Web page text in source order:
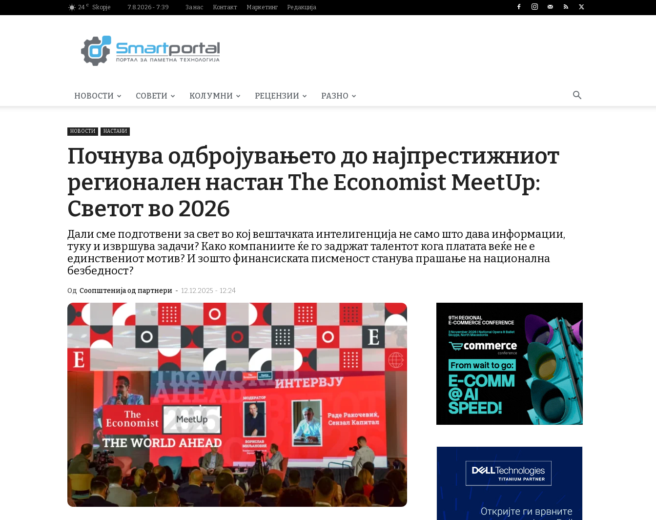
24 C Skopje 7.8.2026 - 7:39 За нас Контакт Маркетинг Редакција
НОВОСТИ СОВЕТИ КОЛУМНИ РЕЦЕНЗИИ РАЗНО
НОВОСТИ НАСТАНИ
Почнува одбројувањето до најпрестижниот
регионален настан The Economist MeetUp:
Светот во 2026
Дали сме подготвени за свет во кој вештачката интелигенција не само што дава информации,
туку и извршува задачи? Како компаниите ќе го задржат талентот кога платата веќе не е
единствениот мотив? И зошто финансиската писменост станува прашање на национална
безбедност?
Од Соопштенија од партнери - 12.12.2025 - 12:24